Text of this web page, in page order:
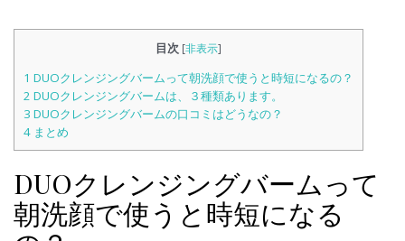
目次 [非表示]
1 DUOクレンジングバームって朝洗顔で使うと時短になるの？
2 DUOクレンジングバームは、３種類あります。
3 DUOクレンジングバームの口コミはどうなの？
4 まとめ
DUOクレンジングバームって
朝洗顔で使うと時短になる